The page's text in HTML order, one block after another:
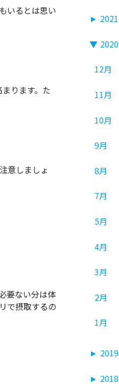
いるとは思い
ります。た
意しましょ
要ない分は体
で摂取するの
► 2021
▼ 2020
12月
11月
10月
9月
8月
7月
5月
4月
3月
2月
1月
► 2019
► 2018